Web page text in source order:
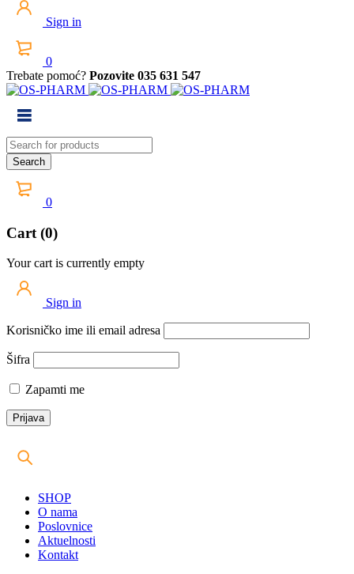
Sign in
0
Trebate pomoć? Pozovite 035 631 547
0
Cart (0)
Your cart is currently empty
Sign in
Korisničko ime ili email adresa
Šifra
Zapamti me
SHOP
O nama
Poslovnice
Aktuelnosti
Kontakt